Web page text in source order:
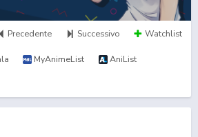
Precedente Successivo Watchlist
MyAnimeList AniList